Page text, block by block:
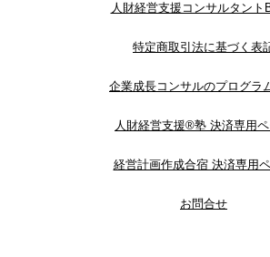
人財経営支援コンサルタント
特定商取引法に基づく表
企業成長コンサルのプログラ
人財経営支援®︎塾 決済専用
経営計画作成合宿 決済専用
お問合せ